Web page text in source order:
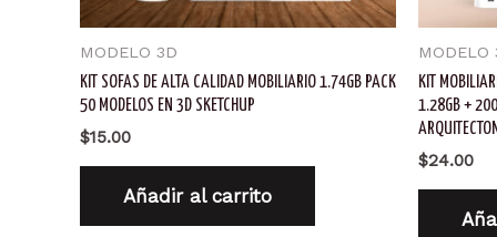
MODELO 3D
KIT SOFAS DE ALTA CALIDAD MOBILIARIO 1.74GB PACK
50 MODELOS EN 3D SKETCHUP
$15.00
Añadir al carrito
MODELO
KIT
1.28GB +
$24.00